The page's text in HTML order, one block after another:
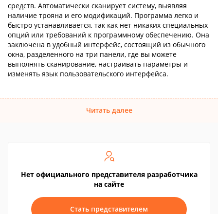
средств. Автоматически сканирует систему, выявляя
наличие трояна и его модификаций. Программа легко и
быстро устанавливается, так как нет никаких специальных
опций или требований к программному обеспечению. Она
заключена в удобный интерфейс, состоящий из обычного
окна, разделенного на три панели, где вы можете
выполнять сканирование, настраивать параметры и
изменять язык пользовательского интерфейса.
Читать далее
Нет официального представителя разработчика
на сайте
Стать представителем